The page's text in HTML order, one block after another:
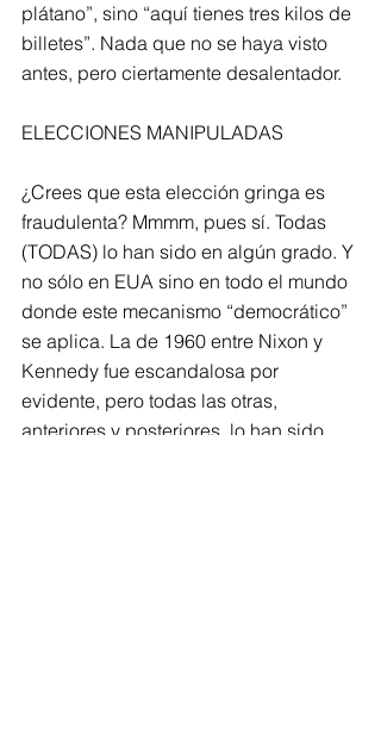
plátano”, sino “aquí tienes tres kilos de
billetes”. Nada que no se haya visto
antes, pero ciertamente desalentador.
ELECCIONES MANIPULADAS
¿Crees que esta elección gringa es
fraudulenta? Mmmm, pues sí. Todas
(TODAS) lo han sido en algún grado. Y
no sólo en EUA sino en todo el mundo
donde este mecanismo “democrático”
se aplica. La de 1960 entre Nixon y
Kennedy fue escandalosa por
evidente, pero todas las otras,
anteriores y posteriores, lo han sido